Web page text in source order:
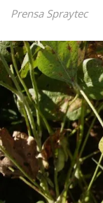
Prensa Spraytec